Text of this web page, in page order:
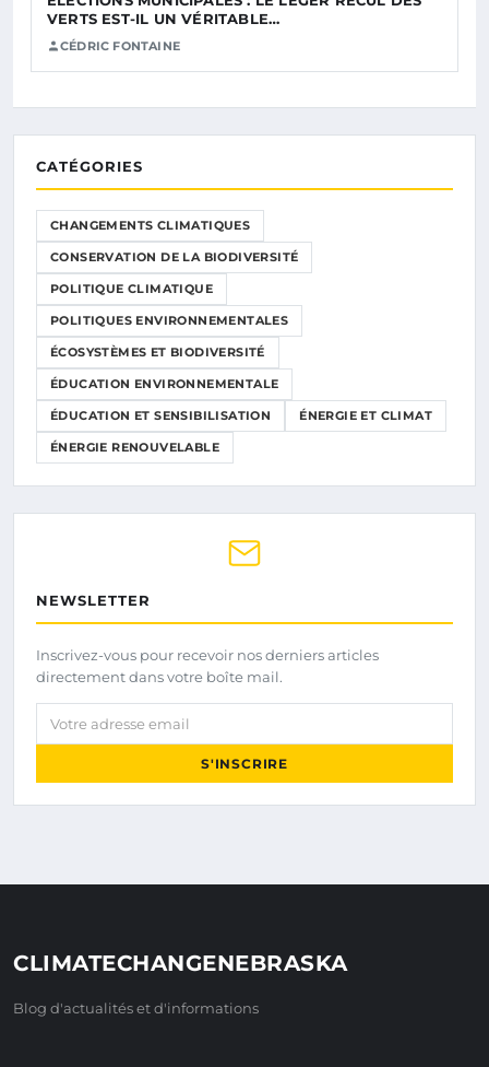
VERTS EST-IL UN VÉRITABLE…
CÉDRIC FONTAINE
CATÉGORIES
CHANGEMENTS CLIMATIQUES
CONSERVATION DE LA BIODIVERSITÉ
POLITIQUE CLIMATIQUE
POLITIQUES ENVIRONNEMENTALES
ÉCOSYSTÈMES ET BIODIVERSITÉ
ÉDUCATION ENVIRONNEMENTALE
ÉDUCATION ET SENSIBILISATION ÉNERGIE ET CLIMAT
ÉNERGIE RENOUVELABLE
NEWSLETTER
Inscrivez-vous pour recevoir nos derniers articles
directement dans votre boîte mail.
Votre adresse email
S'INSCRIRE
CLIMATECHANGENEBRASKA
Blog d'actualités et d'informations